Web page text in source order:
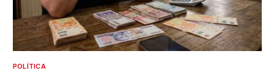
POLÍTICA